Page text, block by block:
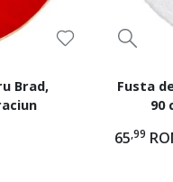
Brad,
Fusta
90
65,99